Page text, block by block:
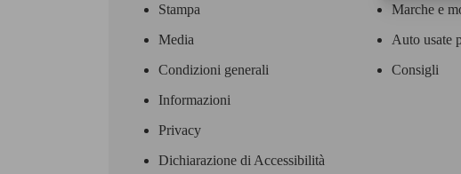
Stampa
Media
Condizioni generali
Informazioni
Privacy
Dichiarazione di Accessibilità
Marche e
Auto usate
Consigli